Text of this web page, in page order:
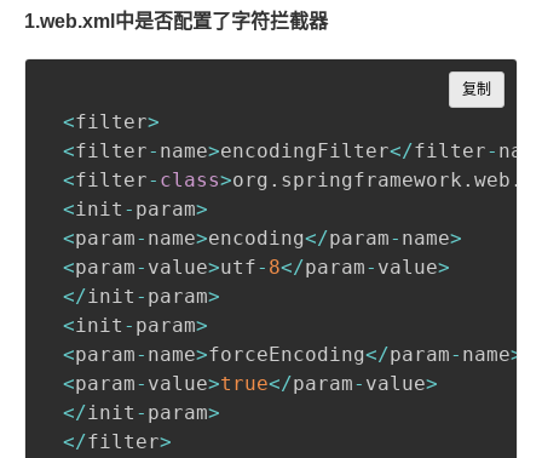
1.web.xml中是否配置了字符拦截器
<filter>
<filter- name>encodingFilter</filter-
<filter- class>org . springframework . web .
<init - param>
<param- name>encoding</param- name>
<param- value>utf- 8</param- value>
</init - param>
<init - param>
<param- name>forceEncoding</param- name>
<param- value>true</param- value>
</init - param>
</filter>
复制
Copy